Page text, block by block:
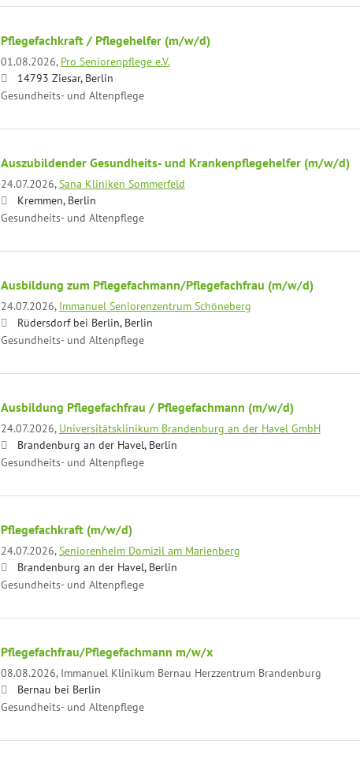
Pflegefachkraft / Pflegehelfer (m/w/d)
01.08.2026, Pro Seniorenpflege e.V.
14793 Ziesar, Berlin
Gesundheits- und Altenpflege
Auszubildender Gesundheits- und Krankenpflegehelfer (m/w/d)
24.07.2026, Sana Kliniken Sommerfeld
Kremmen, Berlin
Gesundheits- und Altenpflege
Ausbildung zum Pflegefachmann/Pflegefachfrau (m/w/d)
24.07.2026, Immanuel Seniorenzentrum Schöneberg
Rüdersdorf bei Berlin, Berlin
Gesundheits- und Altenpflege
Ausbildung Pflegefachfrau / Pflegefachmann (m/w/d)
24.07.2026, Universitätsklinikum Brandenburg an der Havel GmbH
Brandenburg an der Havel, Berlin
Gesundheits- und Altenpflege
Pflegefachkraft (m/w/d)
24.07.2026, Seniorenheim Domizil am Marienberg
Brandenburg an der Havel, Berlin
Gesundheits- und Altenpflege
Pflegefachfrau/Pflegefachmann m/w/x
08.08.2026, Immanuel Klinikum Bernau Herzzentrum Brandenburg
Bernau bei Berlin
Gesundheits- und Altenpflege